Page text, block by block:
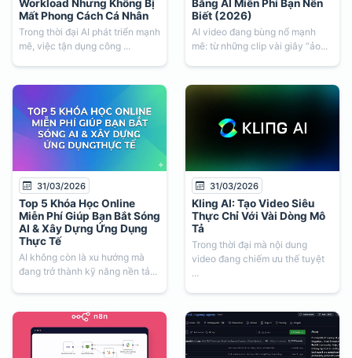
Workload Nhưng Không Bị
Mất Phong Cách Cá Nhân
Trong thời đại AI phát triển mạnh
mẽ, việc tận dụng công ...
Bằng AI Miễn Phí Bạn Nên
Biết (2026)
AI video đang bùng nổ mạnh
mẽ: từ những clip vài giây “ảo...
31/03/2026
Top 5 Khóa Học Online
Miễn Phí Giúp Bạn Bắt Sóng
AI & Xây Dựng Ứng Dụng
Thực Tế
AI không còn là xu hướng mà
đang trở thành kỹ năng nền tả...
31/03/2026
Kling AI: Tạo Video Siêu
Thực Chỉ Với Vài Dòng Mô
Tả
Trong thời đại mà nội dung
video đang chiếm ưu thế tuyệt
...